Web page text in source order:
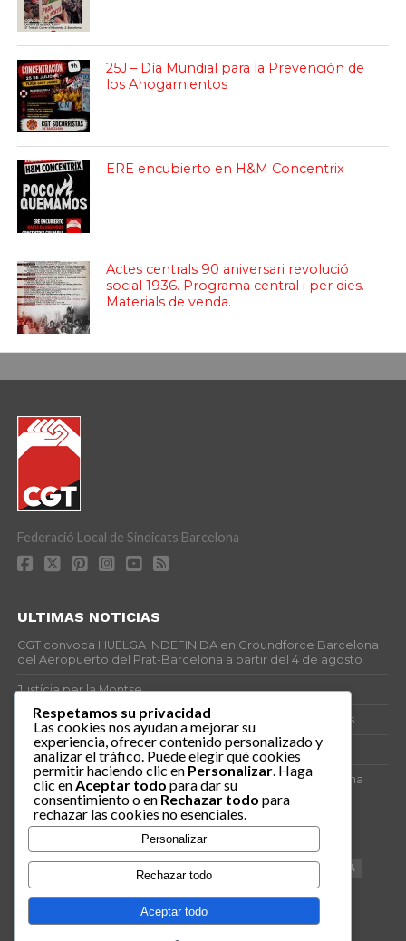
25J – Día Mundial para la Prevención de
los Ahogamientos
ERE encubierto en H&M Concentrix
Actes centrals 90 aniversari revolució
social 1936. Programa central i per dies.
Materials de venda.
Federació Local de Sindicats Barcelona
ULTIMAS NOTICIAS
CGT convoca HUELGA INDEFINIDA en Groundforce Barcelona
del Aeropuerto del Prat-Barcelona a partir del 4 de agosto
Justícia per la Montse
25J – Día Mundial para la Prevención de los Ahogamientos
ERE encubierto en H&M Concentrix
Actes centrals 90 aniversari revolució social 1936. Programa
central i per dies. Materials de venda.
VAGA TELEMARKETING NETEJA
CONFERENCIA
DOCUMENTAL
SANITAT CATSALUT 061 ANTI-MWC
Respetamos su privacidad
Las cookies nos ayudan a mejorar su
experiencia, ofrecer contenido personalizado y
analizar el tráfico. Puede elegir qué cookies
permitir haciendo clic en Personalizar . Haga
clic en Aceptar todo para dar su
consentimiento o en Rechazar todo para
rechazar las cookies no esenciales.
Personalizar
Rechazar todo
Aceptar todo